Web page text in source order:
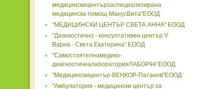
медицинскицентързаспециализирана
медицинска помощ-МанусВита"ЕООД
"МЕДИЦИНСКИ ЦЕНТЪР СВЕТА АННА" ЕООД
"Диагностично - консултативен център V
Варна - Света Екатерина" ЕООД
"Самостоятелнамедико-
диагностичналабораторияЛАБОР94"ЕООД
"Медицинскицентър-ВЕНКОР-Патанов"ЕООД
"Амбулатория - медицински център за